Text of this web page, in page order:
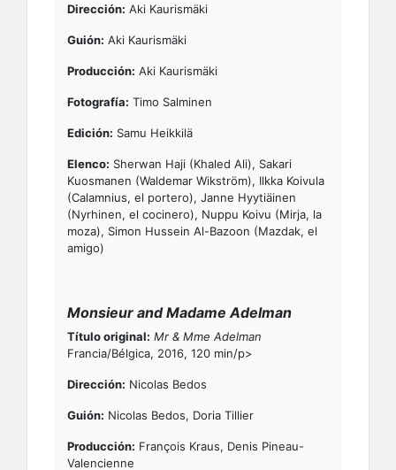
Dirección: Aki Kaurismäki
Guión: Aki Kaurismäki
Producción: Aki Kaurismäki
Fotografía: Timo Salminen
Edición: Samu Heikkilä
Elenco: Sherwan Haji (Khaled Ali), Sakari
Kuosmanen (Waldemar Wikström), Ilkka Koivula
(Calamnius, el portero), Janne Hyytiäinen
(Nyrhinen, el cocinero), Nuppu Koivu (Mirja, la
moza), Simon Hussein Al-Bazoon (Mazdak, el
amigo)
Monsieur and Madame Adelman
Título original: Mr & Mme Adelman
Francia/Bélgica, 2016, 120 min/p>
Dirección: Nicolas Bedos
Guión: Nicolas Bedos, Doria Tillier
Producción: François Kraus, Denis Pineau-
Valencienne